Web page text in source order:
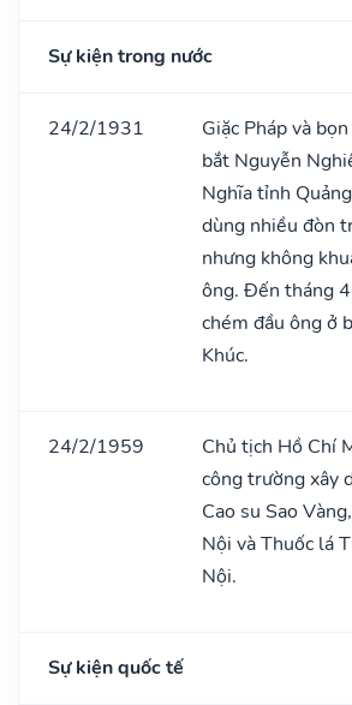
Sự kiện trong nước
24/2/1931
Giặc Pháp và
bắt Nguyễn
Nghĩa tỉnh
dùng nhiều đòn
nhưng không
ông. Đến tháng
chém đầu ông ở
Khúc.
24/2/1959
Chủ tịch Hồ Chí
công trường xây
Cao su Sao
Nội và Thuốc lá
Nội.
Sự kiện quốc tế